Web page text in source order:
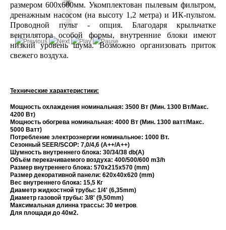
размером 600х600мм. Укомплектован пылевым фильтром,
дренажным насосом (на высоту 1,2 метра) и ИК-пультом.
Проводной пульт - опция. Благодаря крыльчатке
вентилятора особой формы, внутренние блоки имеют
низкий уровень шума. Возможно организовать приток
свежего воздуха.
Технические характеристики:
Мощность охлаждения номинальная: 3500 Вт (Мин. 1300 Вт/Макс.
4200 Вт)
Мощность обогрева номинальная: 4000 Вт (Мин. 1300 ватт/Макс.
5000 Ватт)
Потребление электроэнергии номинальное: 1000 Вт.
Сезонный SEER/SCOP: 7,0/4,6 (A++/A++)
Шумность внутреннего блока: 30/34/38 db(A)
Объём перекачиваемого воздуха: 400/500/600 m3/h
Размер внутреннего блока: 570x215x570 (mm)
Размер декоративной панели: 620х40х620 (mm)
Вес внутреннего блока: 15,5 Кг
Диаметр жидкостной трубы: 1/4' (6,35mm)
Диаметр газовой трубы: 3/8' (9,50mm)
Максимальная длинна трассы: 30 метров.
Для площади до 40м2.